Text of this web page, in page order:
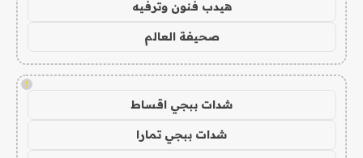
هيدب فنون وترفيه
صحيفة العالم
!
شدات ببجي اقساط
شدات ببجي تمارا